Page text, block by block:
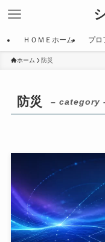
ＨＯＭＥホーム プロ
ホーム 防災
防災 – category